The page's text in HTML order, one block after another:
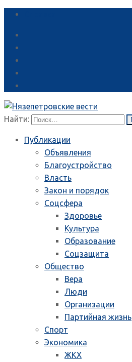
Найти:
Публикации
Объявления
Благоустройство
Власть
Закон и порядок
Соцсфера
Здоровье
Культура
Образование
Соцзащита
Общество
Вера
Люди
Организации
Партийная жизнь
Спорт
Экономика
ЖКХ